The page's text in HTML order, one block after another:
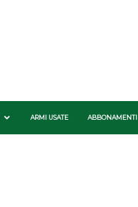
ARMI USATE ABBONAMENTI